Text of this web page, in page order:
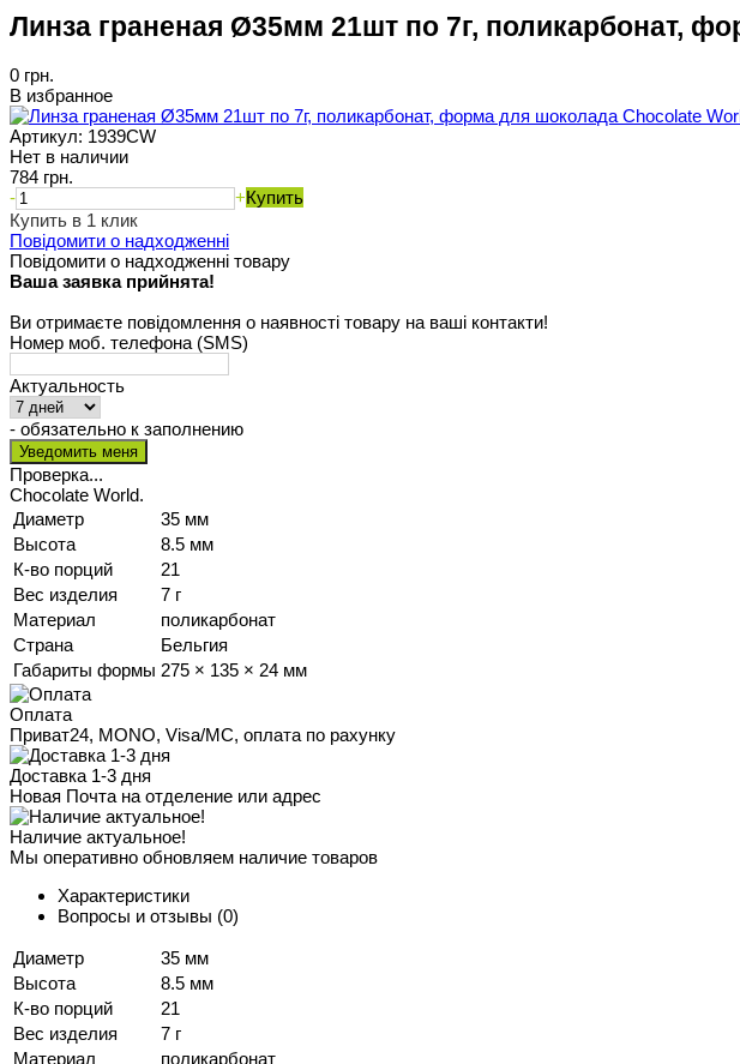
Линза граненая Ø35мм 21шт по 7г, поликарбонат,
0 грн.
В избранное
Артикул: 1939CW
Нет в наличии
784 грн.
-
+Купить
Купить в 1 клик
Повідомити о надходженні
Повідомити о надходженні товару
Ваша заявка прийнята!
Ви отримаєте повідомлення о наявності товару на ваші контакти!
Номер моб. телефона (SMS)
Актуальность
- обязательно к заполнению
Проверка...
Chocolate World.
Диаметр
35 мм
Высота
8.5 мм
К-во порций
21
Вес изделия
7 г
Материал
поликарбонат
Страна
Бельгия
Габариты формы 275 × 135 × 24 мм
Оплата
Приват24, MONO, Visa/MC, оплата по рахунку
Доставка 1-3 дня
Новая Почта на отделение или адрес
Наличие актуальное!
Мы оперативно обновляем наличие товаров
Характеристики
Вопросы и отзывы (0)
Диаметр
35 мм
Высота
8.5 мм
К-во порций
21
Вес изделия
7 г
Материал
поликарбонат